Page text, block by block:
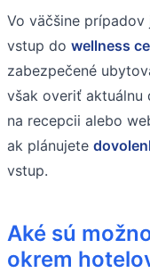
Vo väčšine
vstup do wellness
zabezpečené
však overiť aktuálnu
na recepcii alebo
ak plánujete
vstup.
Aké sú
okrem